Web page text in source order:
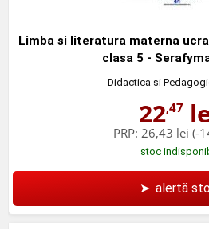
Limba si literatura materna
clasa 5 -
Didactica si
22,47
PRP: 26,43 lei (-
stoc
➤ alertă